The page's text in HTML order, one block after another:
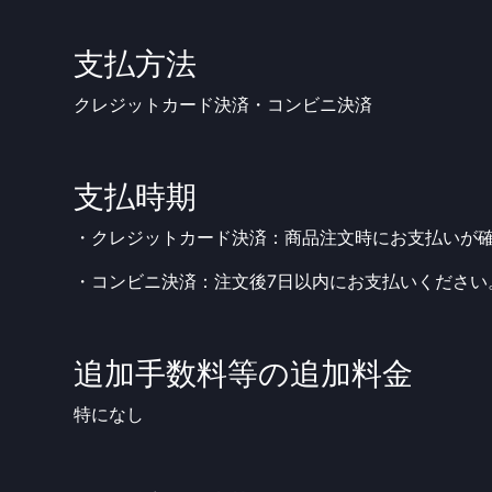
支払方法
クレジットカード決済・コンビニ決済
支払時期
・クレジットカード決済：商品注文時にお支払いが
・コンビニ決済：注文後7日以内にお支払いください
追加手数料等の追加料金
特になし